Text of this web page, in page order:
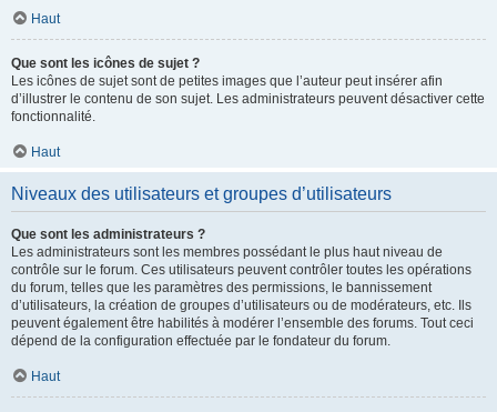
Haut
Que sont les icônes de sujet ?
Les icônes de sujet sont de petites images que l’auteur peut insérer afin
d’illustrer le contenu de son sujet. Les administrateurs peuvent désactiver cette
fonctionnalité.
Haut
Niveaux des utilisateurs et groupes d’utilisateurs
Que sont les administrateurs ?
Les administrateurs sont les membres possédant le plus haut niveau de
contrôle sur le forum. Ces utilisateurs peuvent contrôler toutes les opérations
du forum, telles que les paramètres des permissions, le bannissement
d’utilisateurs, la création de groupes d’utilisateurs ou de modérateurs, etc. Ils
peuvent également être habilités à modérer l’ensemble des forums. Tout ceci
dépend de la configuration effectuée par le fondateur du forum.
Haut